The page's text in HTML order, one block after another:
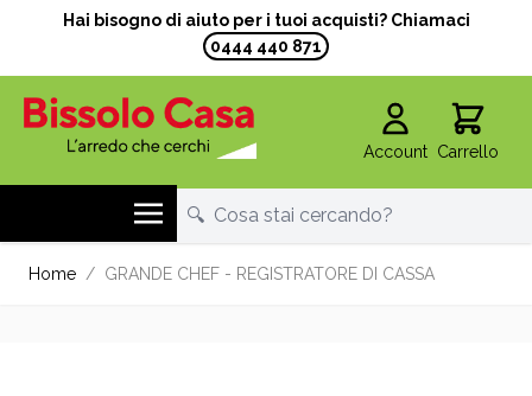
Hai bisogno di aiuto per i tuoi acquisti? Chiamaci
0444 440 871
Account Carrello
Home / GRANDE CHEF - REGISTRATORE DI CASSA